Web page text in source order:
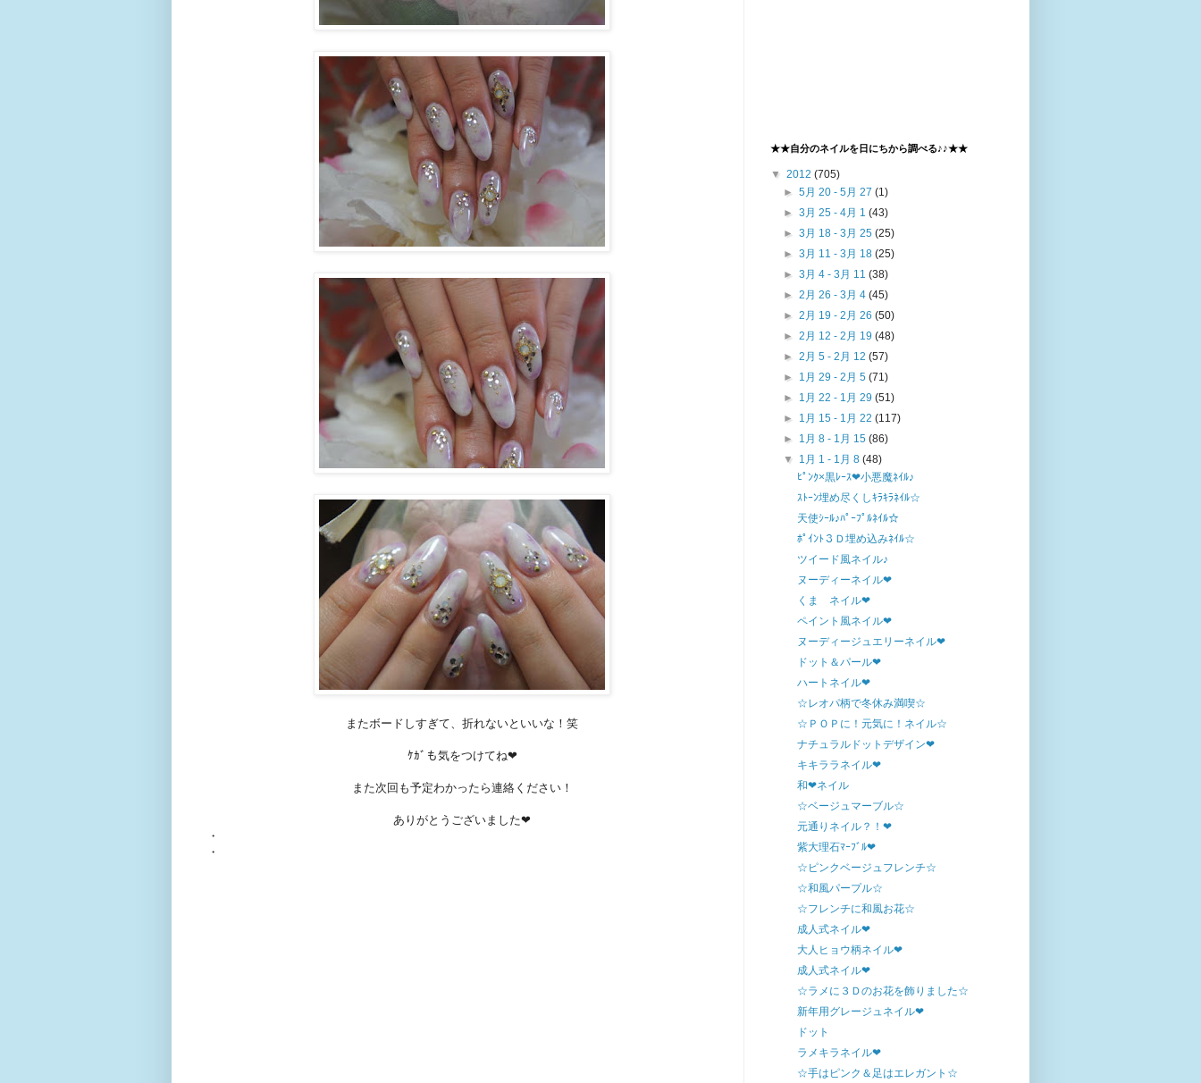
またボードしすぎて、折れないといいな！笑
ｹｶﾞも気をつけてね❤
また次回も予定わかったら連絡ください！
ありがとうございました❤
・
・
★★自分のネイルを日にちから調べる♪♪★★
▼ 2012 (705)
►5月 20 - 5月 27(1)
►3月 25 - 4月 1(43)
►3月 18 - 3月 25(25)
►3月 11 - 3月 18(25)
►3月 4 - 3月 11(38)
►2月 26 - 3月 4(45)
►2月 19 - 2月 26(50)
►2月 12 - 2月 19(48)
►2月 5 - 2月 12(57)
► 1月 29 - 2月 5(71)
► 1月 22 - 1月 29(51)
► 1月 15 - 1月 22(117)
► 1月 8 - 1月 15(86)
▼ 1月 1 - 1月 8(48)
ﾋﾟﾝｸ×黒ﾚｰｽ❤小悪魔ﾈｲﾙ♪
ｽﾄｰﾝ埋め尽くしｷﾗｷﾗﾈｲﾙ☆
天使ｼｰﾙ♪ﾊﾟｰﾌﾟﾙﾈｲﾙ☆
ﾎﾟｲﾝﾄ３Ｄ埋め込みﾈｲﾙ☆
ツイード風ネイル♪
ヌーディーネイル❤
くま ネイル❤
ペイント風ネイル❤
ヌーディージュエリーネイル❤
ドット＆パール❤
ハートネイル❤
☆レオパ柄で冬休み満喫☆
☆ＰＯＰに！元気に！ネイル☆
ナチュラルドットデザイン❤
キキララネイル❤
和❤ネイル
☆ベージュマーブル☆
元通りネイル？！❤
紫大理石ﾏｰﾌﾞﾙ❤
☆ピンクベージュフレンチ☆
☆和風パープル☆
☆フレンチに和風お花☆
成人式ネイル❤
大人ヒョウ柄ネイル❤
成人式ネイル❤
☆ラメに３Ｄのお花を飾りました☆
新年用グレージュネイル❤
ドット
ラメキラネイル❤
☆手はピンク＆足はエレガント☆